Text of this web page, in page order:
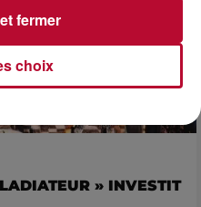
» INVESTIT
choix
fermer